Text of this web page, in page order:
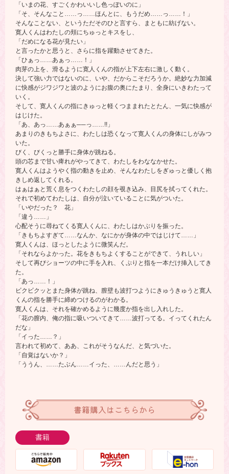
「いまの花、すごくかわいいし色っぽいのに」
「そ、そんなこと……っ……ほんとに、もうだめ……っ……！」
そんなことない、というただそのひと言すら、まともに紡げない。
寛人くんはわたしの頬にちゅっとキスをし、
「だめになる花が見たい」
と言ったかと思うと、さらに指を躍動させてきた。
「ひぁっ……あぁっ……！」
肉芽の上を、滑るように寛人くんの指が上下左右に激しく動く。
決して強い力ではないのに、いや、だからこそだろうか。絶妙な力加減
に快感がジワジワと波のようにお腹の奥にたまり、全身にいきわたって
いく。
そして、寛人くんの指にきゅっと軽くつままれたとたん、一気に快感が
はじけた。
「あ、あっ……あぁぁ──っ……!!」
あまりのきもちよさに、わたしは恐くなって寛人くんの身体にしがみつ
いた。
びく、びくっと勝手に身体が跳ねる。
頭の芯まで甘い痺れがやってきて、わたしをわななかせた。
寛人くんはようやく指の動きを止め、そんなわたしをぎゅっと優しく抱
きしめ返してくれる。
はぁはぁと荒く息をつくわたしの顔を覗き込み、目尻を拭ってくれた。
それで初めてわたしは、自分が泣いていることに気がついた。
「いやだった？ 花」
「違う……」
心配そうに尋ねてくる寛人くんに、わたしはかぶりを振った。
「きもちよすぎて……なんか、なにかが身体の中ではじけて……」
寛人くんは、ほっとしたように微笑んだ。
「それならよかった。花をきもちよくすることができて、うれしい」
そして再びショーツの中に手を入れ、くぷりと指を一本だけ挿入してき
た。
「あっ……！」
ビクビクッとまた身体が跳ね、膣壁も波打つようにきゅうきゅうと寛人
くんの指を勝手に締めつけるのがわかる。
寛人くんは、それを確かめるように幾度か指を出し入れした。
「花の膣内、俺の指に吸いついてきて……波打ってる。イってくれたん
だな」
「イった……？」
言われて初めて、ああ、これがそうなんだ、と気づいた。
「自覚はないか？」
「ううん、……たぶん……イった、……んだと思う」
書籍購入はこちらから
書籍